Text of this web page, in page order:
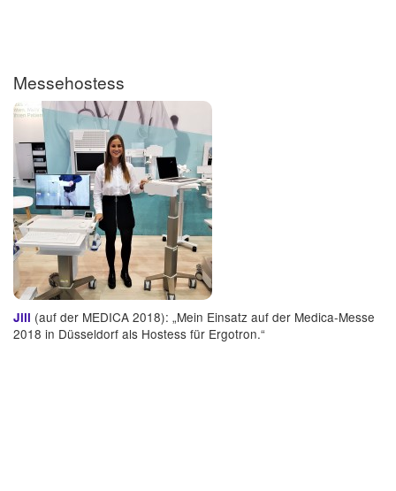
Messehostess
Jill (auf der MEDICA 2018): „Mein Einsatz auf der Medica-Messe
2018 in Düsseldorf als Hostess für Ergotron.“